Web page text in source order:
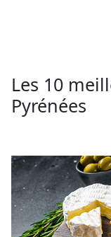
Les 10
Pyrénées